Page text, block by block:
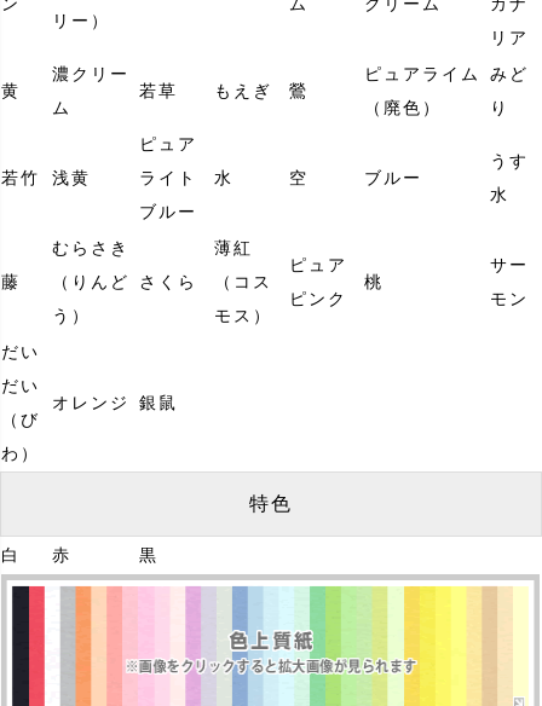
リー）
リア
黄
濃クリー
ム
若草 もえぎ 鶯
ピュアライム
（廃色）
みど
り
若竹 浅黄
ピュア
ライト
ブルー
水 空 ブルー
うす
水
藤
むらさき
（りんど
う）
さくら
薄紅
（コス
モス）
ピュア
ピンク
桃
サー
モン
だい
だい
（び
わ）
オレンジ 銀鼠
特色
白 赤 黒